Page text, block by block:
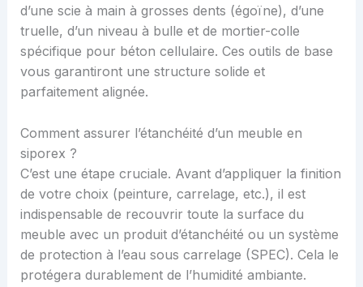
d’une scie à main à grosses dents (égoïne), d’une
truelle, d’un niveau à bulle et de mortier-colle
spécifique pour béton cellulaire. Ces outils de base
vous garantiront une structure solide et
parfaitement alignée.
Comment assurer l’étanchéité d’un meuble en
siporex ?
C’est une étape cruciale. Avant d’appliquer la finition
de votre choix (peinture, carrelage, etc.), il est
indispensable de recouvrir toute la surface du
meuble avec un produit d’étanchéité ou un système
de protection à l’eau sous carrelage (SPEC). Cela le
protégera durablement de l’humidité ambiante.